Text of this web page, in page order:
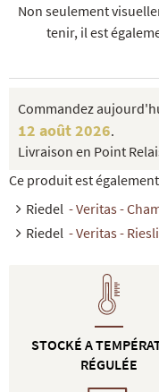
Non seulement
tenir, il est
Commandez
12 août 2026.
Livraison en Point
Ce produit est
Riedel - Veritas -
Riedel - Veritas -
STOCKÉ A
RÉGULÉE